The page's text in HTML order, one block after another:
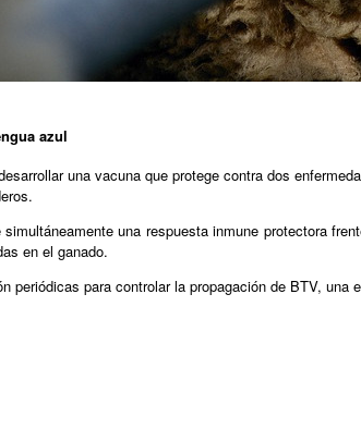
azul
una vacuna que protege contra dos
una respuesta inmune protectora
en el ganado.
periódicas para controlar la propagación de BTV,